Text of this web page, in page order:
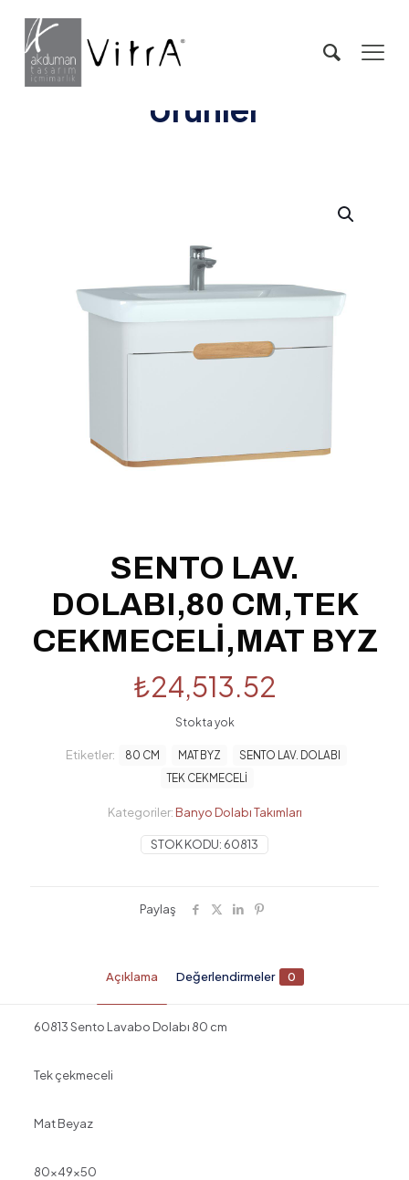
Ürünler
SENTO LAV.
DOLABI,80 CM,TEK
CEKMECELİ,MAT BYZ
₺24,513.52
Stokta yok
STOK KODU: 60813
Kategoriler: Banyo Dolabı Takımları
Etiketler: 80 CM MAT BYZ
SENTO LAV. DOLABI
TEK CEKMECELİ
Paylaş
Açıklama Değerlendirmeler 0
60813 Sento Lavabo Dolabı 80 cm
Tek çekmeceli
Mat Beyaz
80x49x50